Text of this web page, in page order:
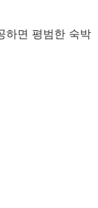
하면 평범한 숙박